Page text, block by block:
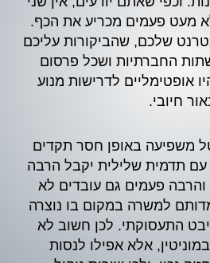
מעט פעמים מכריע את הכף.
שלכם, שהביקורות עליכם
החברתיות ושכל פרסום
אופטימליים לדרישות מנוע
חיובי.
משפיעה באופן חסר תקדים
תדמית שלילית יקבל הרבה
והרבה פעמים גם עובדים לא
למשרה במקום בו נוצרה
התעסוקתי. לכן חשוב לא
אלא אפילו לנסות